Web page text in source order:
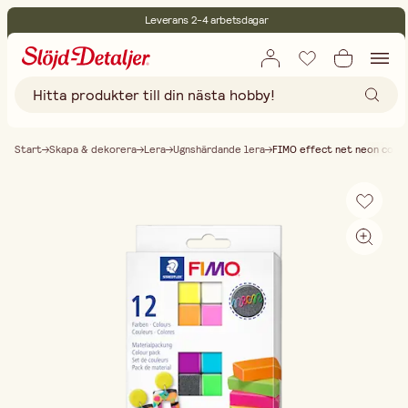
Leverans 2-4 arbetsdagar
Fri frakt vid köp över 499:-
Start Skapa & dekorera Lera Ugnshärdande lera FIMO effect net neon